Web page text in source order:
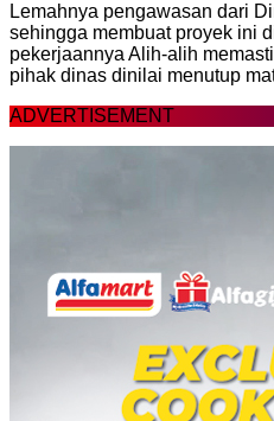
Lemahnya pengawasan dari
sehingga membuat proyek ini
pekerjaannya Alih-alih
pihak dinas dinilai menutup
ADVERTISEMENT